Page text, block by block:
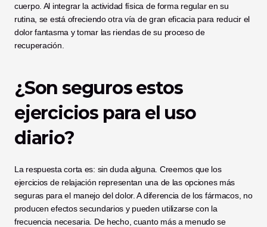
cuerpo. Al integrar la actividad física de forma regular en su
rutina, se está ofreciendo otra vía de gran eficacia para reducir el
dolor fantasma y tomar las riendas de su proceso de
recuperación.
¿Son seguros estos
ejercicios para el uso
diario?
La respuesta corta es: sin duda alguna. Creemos que los
ejercicios de relajación representan una de las opciones más
seguras para el manejo del dolor. A diferencia de los fármacos, no
producen efectos secundarios y pueden utilizarse con la
frecuencia necesaria. De hecho, cuanto más a menudo se